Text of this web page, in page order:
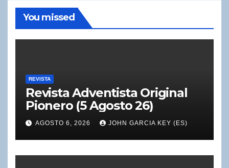
You missed
REVISTA
Revista Adventista Original
Pionero (5 Agosto 26)
AGOSTO 6, 2026 JOHN GARCIA KEY (ES)